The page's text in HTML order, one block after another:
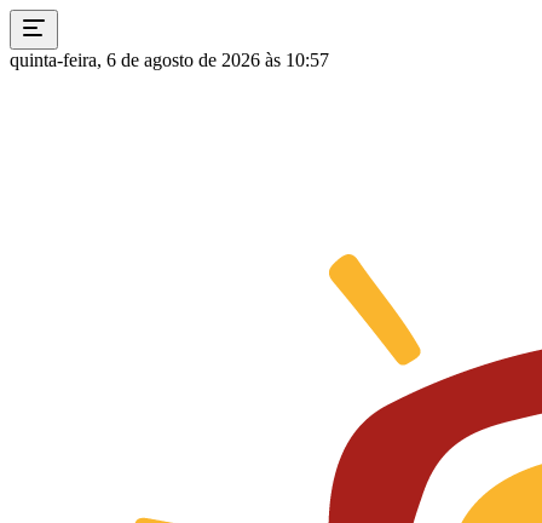
quinta-feira, 6 de agosto de 2026 às 10:57